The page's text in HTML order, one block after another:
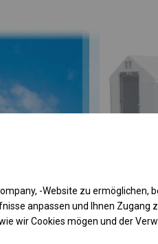
-Website zu ermöglichen,
anpassen und Ihnen Zugang
wir Cookies mögen und der